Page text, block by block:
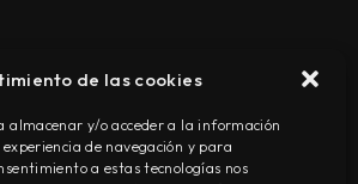
de las cookies
almacenar y/o acceder a la información
de navegación y para
a estas tecnologías nos